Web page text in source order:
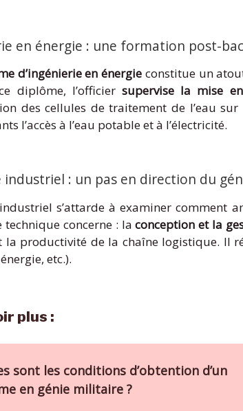
en énergie : une formation post-
d’ingénierie en énergie constitue un
diplôme, l’officier supervise la mise
des cellules de traitement de l’eau
l’accès à l’eau potable et à l’électricité.
industriel : un pas en direction du
s’attarde à examiner comment
technique concerne : laconception et la
la productivité de la chaîne logistique. Il
etc.).
plus :
sont les conditions d’obtention d’un
en génie militaire ?